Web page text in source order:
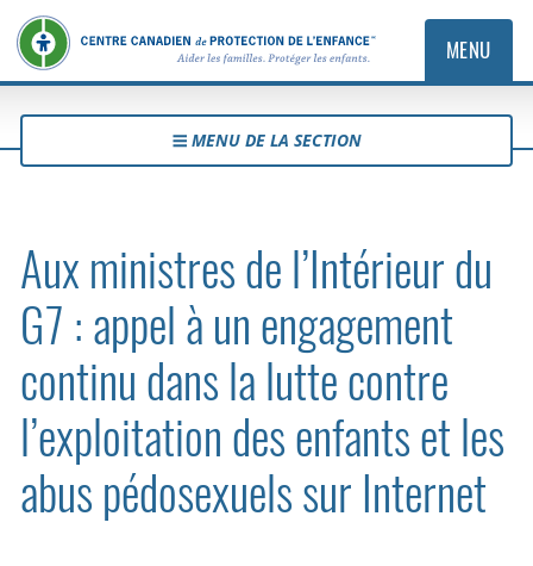
MENU
MENU DE LA SECTION
Aux ministres de l’Intérieur du
G7 : appel à un engagement
continu dans la lutte contre
l’exploitation des enfants et les
abus pédosexuels sur Internet